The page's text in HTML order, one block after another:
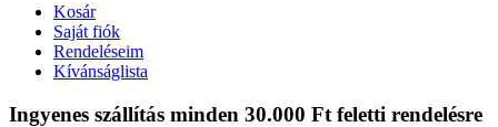
Kosár
Saját fiók
Rendeléseim
Kívánságlista
Ingyenes szállítás minden 30.000 Ft feletti rendelésre